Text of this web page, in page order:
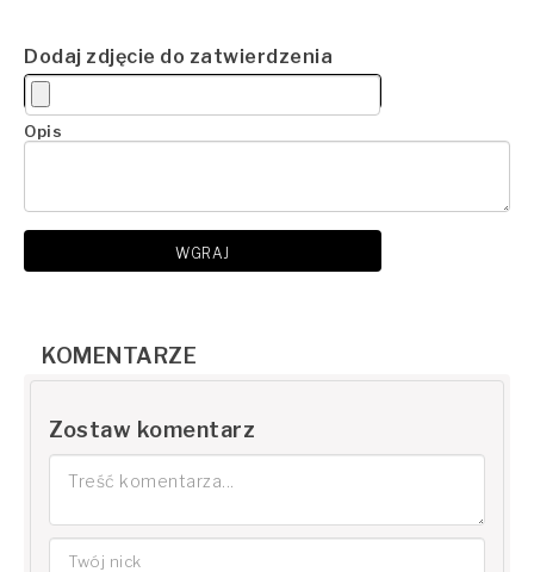
Dodaj zdjęcie do zatwierdzenia
Opis
WGRAJ
KOMENTARZE
Zostaw komentarz